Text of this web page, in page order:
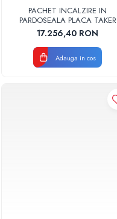
PACHET INCALZIRE IN
PARDOSEALA PLACA TAKER
90MP VALROM
17.256,40 RON
Adauga in cos